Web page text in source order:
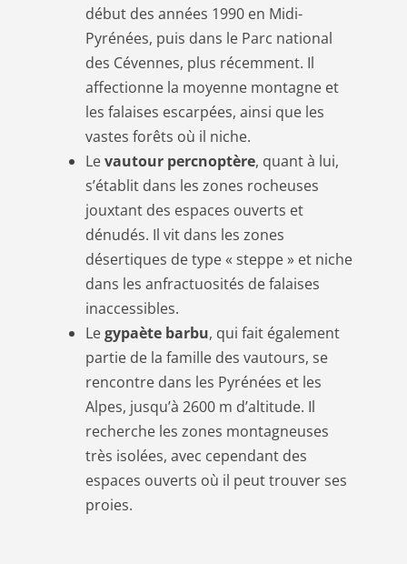
début des années 1990 en Midi-
Pyrénées, puis dans le Parc national
des Cévennes, plus récemment. Il
affectionne la moyenne montagne et
les falaises escarpées, ainsi que les
vastes forêts où il niche.
Levautour percnoptère, quant à lui,
s’établit dans les zones rocheuses
jouxtant des espaces ouverts et
dénudés. Il vit dans les zones
désertiques de type « steppe » et niche
dans les anfractuosités de falaises
inaccessibles.
Legypaète barbu, qui fait également
partie de la famille des vautours, se
rencontre dans les Pyrénées et les
Alpes, jusqu’à 2600 m d’altitude. Il
recherche les zones montagneuses
très isolées, avec cependant des
espaces ouverts où il peut trouver ses
proies.